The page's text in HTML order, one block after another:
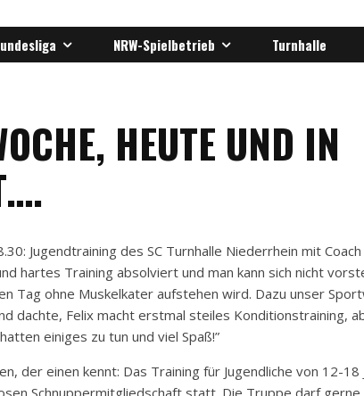
NRW-Spielbetrieb Turnhalle
HEUTE UND IN
Jugendtraining des SC Turnhalle Niederrhein mit Coach
hartes Training absolviert und man kann sich nicht
Tag ohne Muskelkater aufstehen wird. Dazu unser
dachte, Felix macht erstmal steiles Konditionstraining,
einiges zu tun und viel Spaß!”
der einen kennt: Das Training für Jugendliche von 12-
Schnuppermitgliedschaft statt. Die Truppe darf gerne